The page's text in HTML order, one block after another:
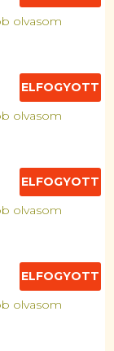
olvasom
ELFOGYOTT
olvasom
ELFOGYOTT
olvasom
ELFOGYOTT
olvasom